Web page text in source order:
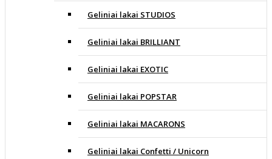
Geliniai lakai STUDIOS
Geliniai lakai BRILLIANT
Geliniai lakai EXOTIC
Geliniai lakai POPSTAR
Geliniai lakai MACARONS
Geliniai lakai Confetti / Unicorn